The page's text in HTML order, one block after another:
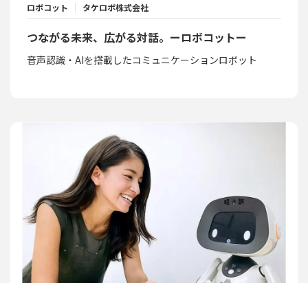
ロボコット
タケロボ株式会社
つながる未来、広がる対話。ーロボコットー
音声認識・AIを搭載したコミュニケーションロボット